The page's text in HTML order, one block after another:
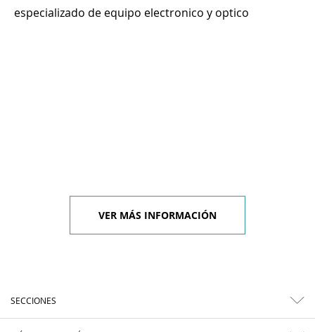
especializado de equipo electronico y optico
VER MÁS INFORMACIÓN
SECCIONES